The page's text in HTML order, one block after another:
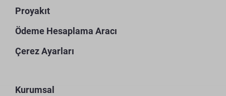
Proyakıt
Ödeme Hesaplama Aracı
Çerez Ayarları
Kurumsal